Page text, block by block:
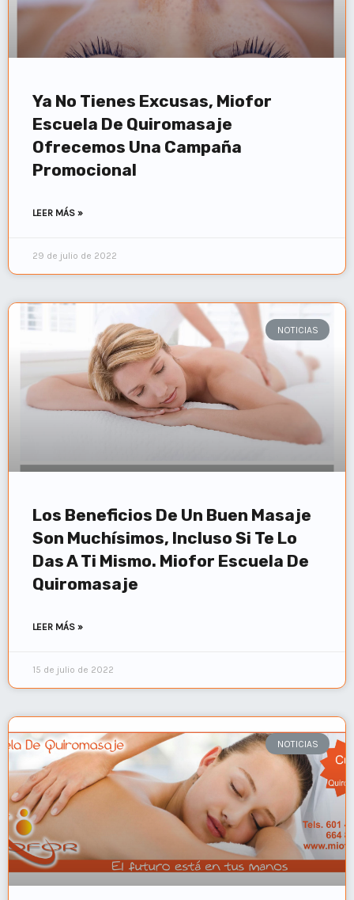
Ya No Tienes Excusas, Miofor
Escuela De Quiromasaje
Ofrecemos Una Campaña
Promocional
LEER MÁS »
29 de julio de 2022
NOTICIAS
Los Beneficios De Un Buen Masaje
Son Muchísimos, Incluso Si Te Lo
Das A Ti Mismo. Miofor Escuela De
Quiromasaje
LEER MÁS »
15 de julio de 2022
NOTICIAS